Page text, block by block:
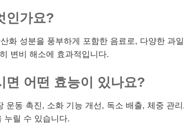
인가요?
화 성분을 풍부하게 포함한 음료로, 다양한 과
변비 해소에 효과적입니다.
어떤 효능이 있나요?
운동 촉진, 소화 기능 개선, 독소 배출, 체중 관
누릴 수 있습니다.